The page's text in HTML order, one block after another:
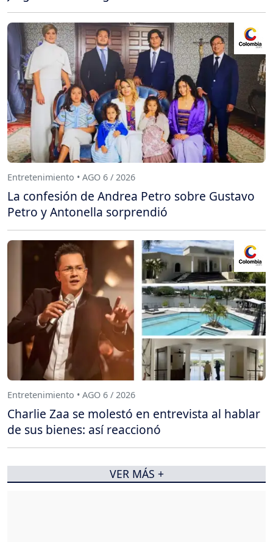
Entretenimiento • AGO 6 / 2026
La confesión de Andrea Petro sobre Gustavo
Petro y Antonella sorprendió
Entretenimiento • AGO 6 / 2026
Charlie Zaa se molestó en entrevista al hablar
de sus bienes: así reaccionó
VER MÁS +